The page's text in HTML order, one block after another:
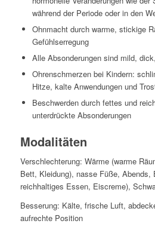
während der Periode oder in den
Ohnmacht durch warme, stickige
Gefühlserregung
Alle Absonderungen sind mild,
Ohrenschmerzen bei Kindern:
Hitze, kalte Anwendungen und
Beschwerden durch fettes und
unterdrückte Absonderungen
Modalitäten
Verschlechterung: Wärme (warme
Bett, Kleidung), nasse Füße, Abends,
reichhaltiges Essen, Eiscreme),
Besserung: Kälte, frische Luft,
aufrechte Position